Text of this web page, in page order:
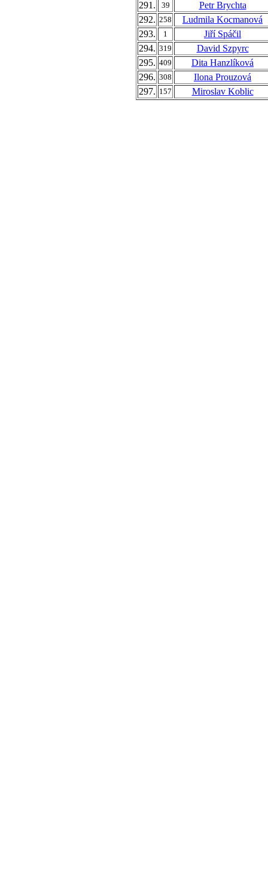
291. 39
Petr Brychta
292. 258
Ludmila Kocmanová
293.
1
Jiří Spáčil
294. 319
David Szpyrc
295. 409
Dita Hanzlíková
296. 308
Ilona Prouzová
297. 157 Miroslav Koblic